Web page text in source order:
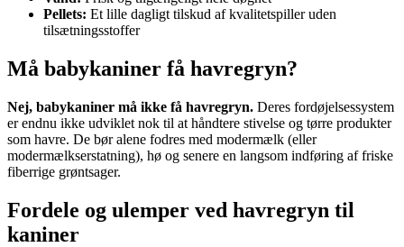
Pellets: Et lille dagligt tilskud af kvalitetspiller uden
tilsætningsstoffer
Må babykaniner få havregryn?
Nej, babykaniner må ikke få havregryn. Deres fordøjelsessystem
er endnu ikke udviklet nok til at håndtere stivelse og tørre produkter
som havre. De bør alene fodres med modermælk (eller
modermælkserstatning), hø og senere en langsom indføring af friske
fiberrige grøntsager.
Fordele og ulemper ved havregryn til
kaniner